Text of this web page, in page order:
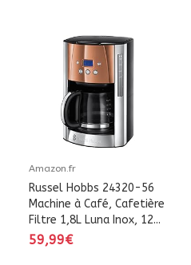
Amazon.fr
Russel Hobbs 24320-56
Machine à Café, Cafetière
Filtre 1,8L Luna Inox, 12...
59,99€